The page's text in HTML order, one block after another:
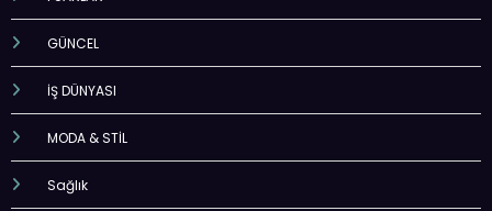
GÜNCEL
İŞ DÜNYASI
MODA & STİL
Sağlık